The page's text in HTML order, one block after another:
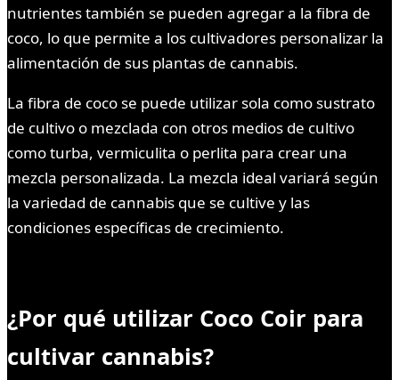
nutrientes también se pueden agregar a la fibra de
coco, lo que permite a los cultivadores personalizar la
alimentación de sus plantas de cannabis.
La fibra de coco se puede utilizar sola como sustrato
de cultivo o mezclada con otros medios de cultivo
como turba, vermiculita o perlita para crear una
mezcla personalizada. La mezcla ideal variará según
la variedad de cannabis que se cultive y las
condiciones específicas de crecimiento.
¿Por qué utilizar Coco Coir para
cultivar cannabis?